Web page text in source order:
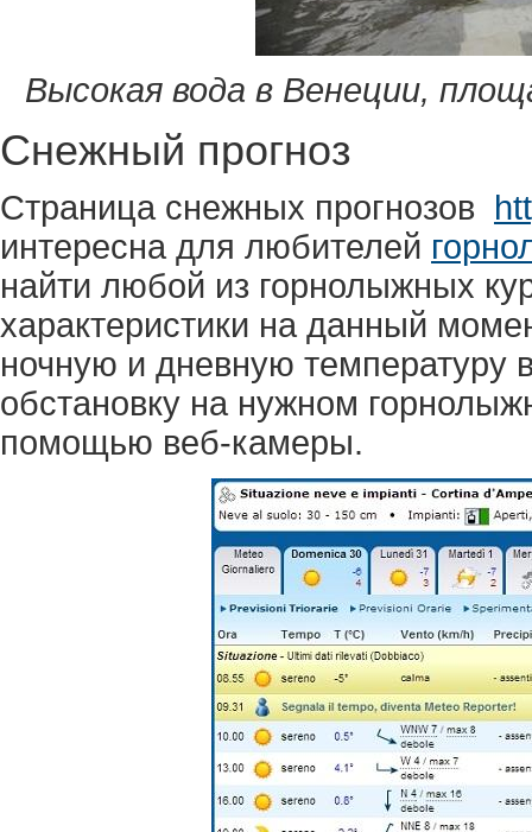
Высокая вода в Венеции,
Снежный прогноз
Страница снежных прогнозов
интересна для любителей
найти любой из горнолыжных
характеристики на данный
ночную и дневную температуру
обстановку на нужном
помощью веб-камеры.